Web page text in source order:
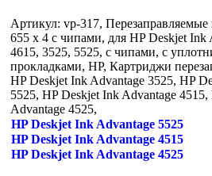
Артикул: vp-317,
655 x 4 с чипами, для HP Deskjet Ink
4615, 3525, 5525, с чипами, с
прокладками, HP, Картриджи
HP Deskjet Ink Advantage 3525, HP
5525, HP Deskjet Ink Advantage
Advantage 4525,
HP Deskjet Ink Advantage 5525
HP Deskjet Ink Advantage 4515
HP Deskjet Ink Advantage 4525